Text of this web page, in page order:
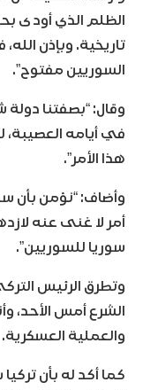
الظلم الذي أودى
تاريخية. وبإذن
السوريين مفتوح”.
وقال: “بصفتنا
في أيامه
هذا الأمر”.
وأضاف: “نؤمن بأن
أمر لا غنى عنه
سوريا للسوريين”.
وتطرق الرئيس
الشرع أمس الأحد،
والعملية العسكرية.
كما أكد له بأن